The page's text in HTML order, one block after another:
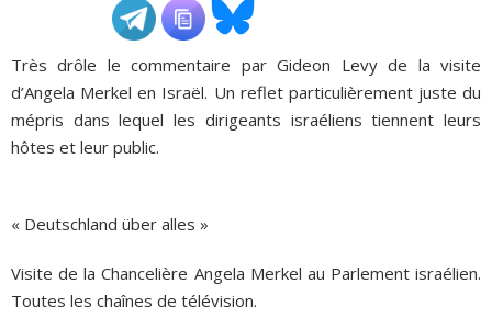
QUI SOMMES-NOUS ?
ADHÉSIONS, DONS, CONTACT
Très drôle le commentaire par Gideon Levy de la visite
d’Angela Merkel en Israël. Un reflet particulièrement juste du
mépris dans lequel les dirigeants israéliens tiennent leurs
hôtes et leur public.
« Deutschland über alles »
Visite de la Chancelière Angela Merkel au Parlement israélien.
Toutes les chaînes de télévision.